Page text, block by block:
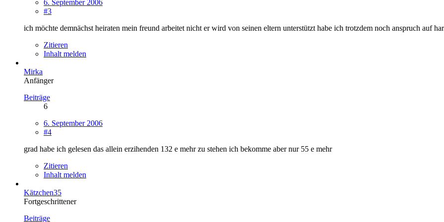
6. September 2006
#3
ich möchte demnächst heiraten mein freund arbeitet nicht er wird von seinen eltern unterstützt habe ich trotzdem noch anspruch auf
Zitieren
Inhalt melden
Mirka
Anfänger
Beiträge
6
6. September 2006
#4
grad habe ich gelesen das allein erzihenden 132 e mehr zu stehen ich bekomme aber nur 55 e mehr
Zitieren
Inhalt melden
Kätzchen35
Fortgeschrittener
Beiträge